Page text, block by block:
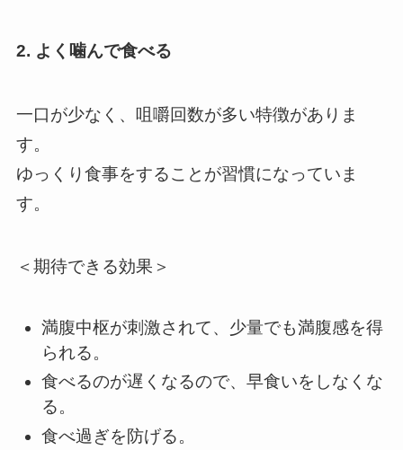
2. よく噛んで食べる
一口が少なく、咀嚼回数が多い特徴がありま
す。
ゆっくり食事をすることが習慣になっていま
す。
＜期待できる効果＞
満腹中枢が刺激されて、少量でも満腹感を得
られる。
食べるのが遅くなるので、早食いをしなくな
る。
食べ過ぎを防げる。